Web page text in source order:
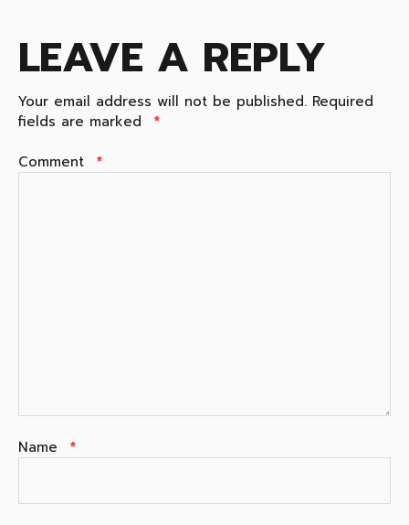
LEAVE A REPLY
Your email address will not be published. Required
fields are marked
*
Comment *
Name *